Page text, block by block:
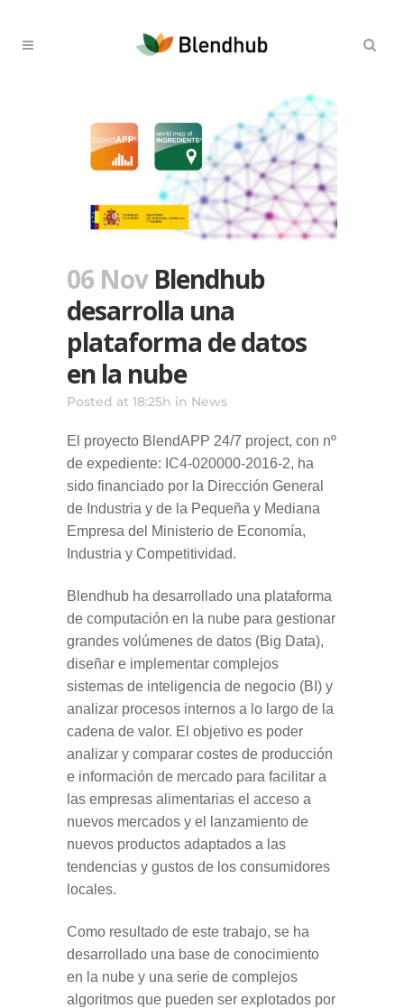
06 NovBlendhub
desarrolla una
plataforma de datos
en la nube
Posted at 18:25h in News
El proyecto BlendAPP 24/7 project, con nº
de expediente: IC4-020000-2016-2, ha
sido financiado por la Dirección General
de Industria y de la Pequeña y Mediana
Empresa del Ministerio de Economía,
Industria y Competitividad.
Blendhub ha desarrollado una plataforma
de computación en la nube para gestionar
grandes volúmenes de datos (Big Data),
diseñar e implementar complejos
sistemas de inteligencia de negocio (BI) y
analizar procesos internos a lo largo de la
cadena de valor. El objetivo es poder
analizar y comparar costes de producción
e información de mercado para facilitar a
las empresas alimentarias el acceso a
nuevos mercados y el lanzamiento de
nuevos productos adaptados a las
tendencias y gustos de los consumidores
locales.
Como resultado de este trabajo, se ha
desarrollado una base de conocimiento
en la nube y una serie de complejos
algoritmos que pueden ser explotados por